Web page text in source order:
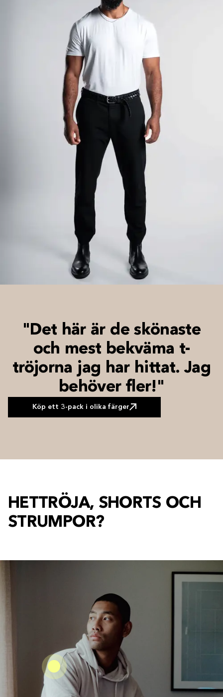
"Det här är de skönaste
och mest bekväma t-
tröjorna jag har hittat. Jag
behöver fler!"
Köp ett 3-pack i olika färger
Köp ett 3-pack i olika färger
HETTRÖJA, SHORTS OCH
STRUMPOR?